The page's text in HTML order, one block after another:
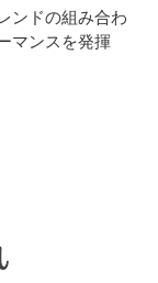
ンドの組み合わ
マンスを発揮